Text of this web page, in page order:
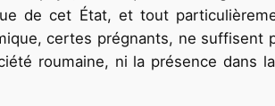
de cet État, et tout
certes prégnants, ne
roumaine, ni la présence dans